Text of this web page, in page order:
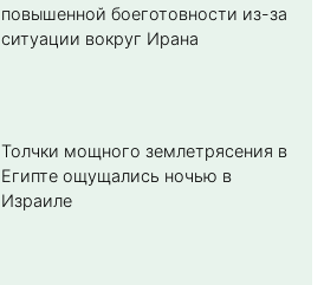
повышенной боеготовности из-за
ситуации вокруг Ирана
Толчки мощного землетрясения в
Египте ощущались ночью в
Израиле